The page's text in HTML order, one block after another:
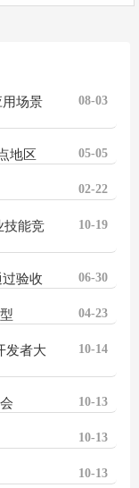
场景
08-03
地区 05-05
02-22
技能竞
10-19
验收 06-30
04-23
发者大
10-14
10-13
10-13
10-13